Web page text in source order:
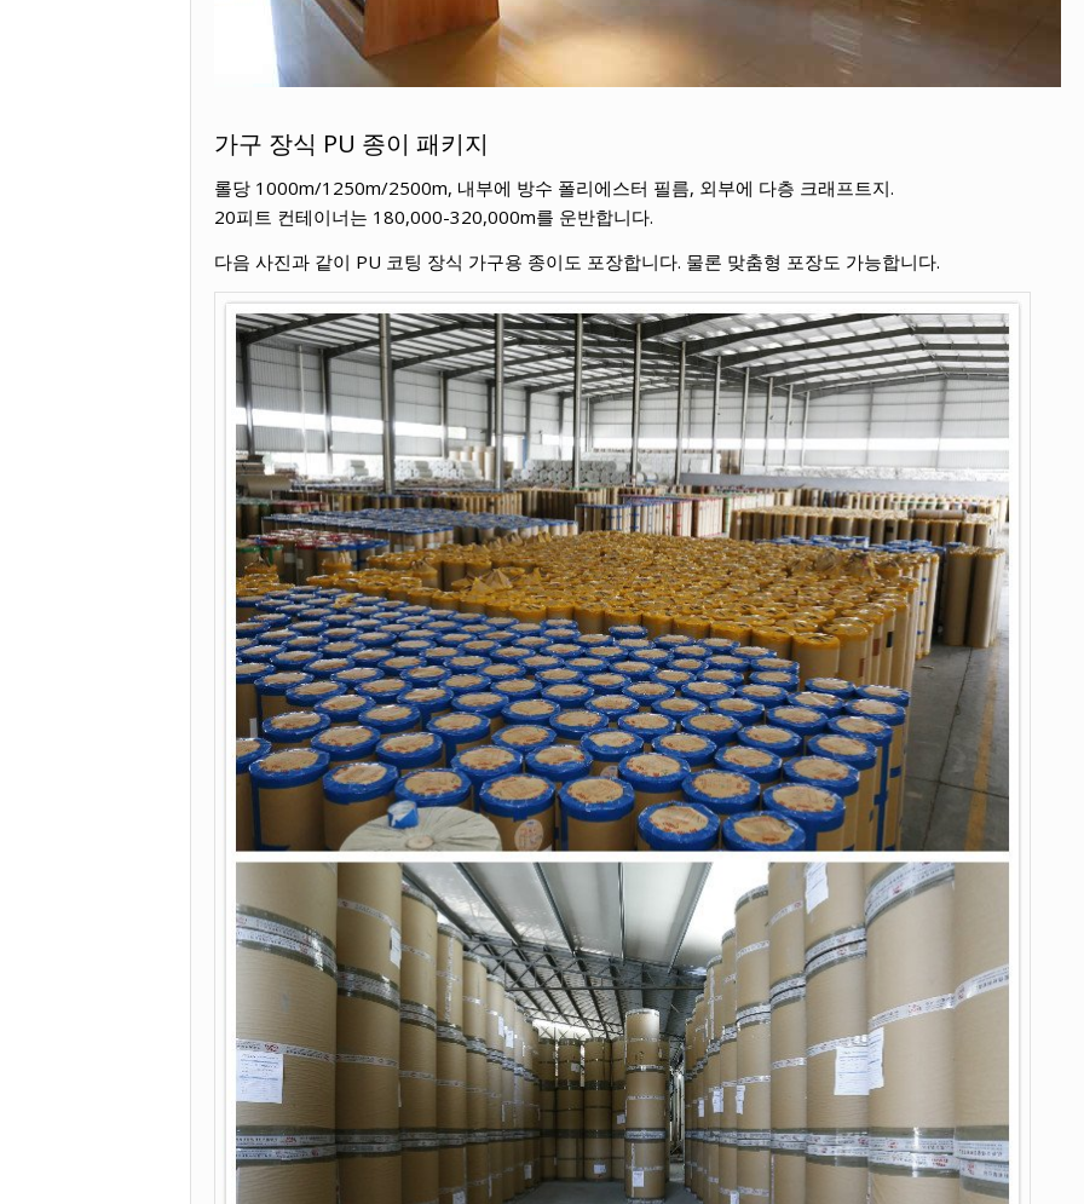
가구 장식 PU 종이 패키지
롤당 1000m/1250m/2500m, 내부에 방수 폴리에스터 필름, 외부에 다층 크래프트지.
20피트 컨테이너는 180,000-320,000m를 운반합니다.
다음 사진과 같이 PU 코팅 장식 가구용 종이도 포장합니다. 물론 맞춤형 포장도 가능합니다.